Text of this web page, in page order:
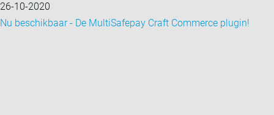
26-10-2020
Nu beschikbaar - De MultiSafepay Craft Commerce plugin!